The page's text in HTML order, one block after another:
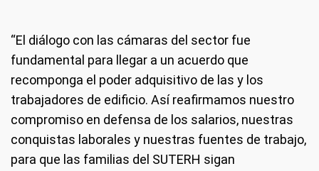
“El diálogo con las cámaras del sector fue
fundamental para llegar a un acuerdo que
recomponga el poder adquisitivo de las y los
trabajadores de edificio. Así reafirmamos nuestro
compromiso en defensa de los salarios, nuestras
conquistas laborales y nuestras fuentes de trabajo,
para que las familias del SUTERH sigan